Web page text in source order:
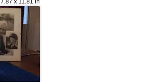
7.87 x 11.81 in